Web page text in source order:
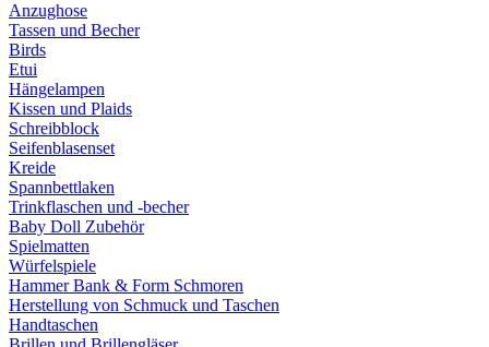
Anzughose
Tassen und Becher
Birds
Etui
Hängelampen
Kissen und Plaids
Schreibblock
Seifenblasenset
Kreide
Spannbettlaken
Trinkflaschen und -becher
Baby Doll Zubehör
Spielmatten
Würfelspiele
Hammer Bank & Form Schmoren
Herstellung von Schmuck und Taschen
Handtaschen